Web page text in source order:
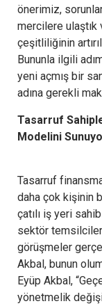
önerimiz,
mercilere
çeşitliliğinin
Bununla ilgili
yeni açmış bir
adına gerekli
Tasarruf
Modelini
Tasarruf
daha çok kişinin
çatılı iş yeri
sektör
görüşmeler
Akbal, bunun
Eyüp Akbal,
yönetmelik